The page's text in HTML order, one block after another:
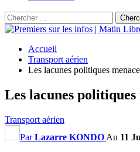
Accueil
Transport aérien
Les lacunes politiques
Les lacunes
Transport aérien
ParLazarre KONDO Au 11